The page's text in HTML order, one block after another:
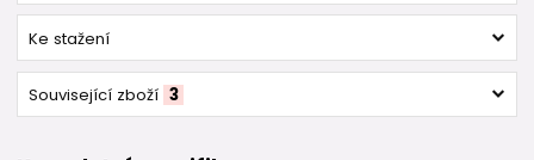
Ke stažení
Související zboží 3